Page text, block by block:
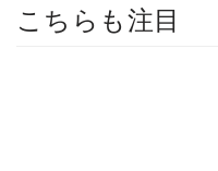
こちらも注目